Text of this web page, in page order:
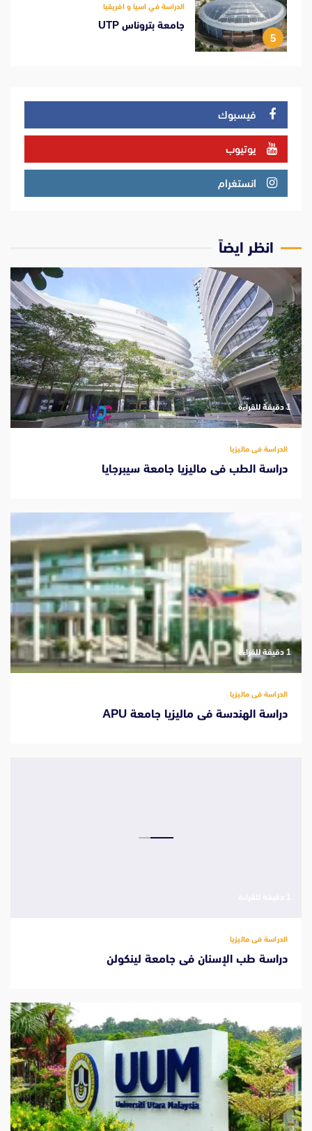
5
الدراسة في اسيا و افريقيا
جامعة بتروناس UTP
فيسبوك
يوتيوب
انستغرام
انظر ايضاً
‫1 دقيقة للقراءة
الدراسة فى ماليزيا
دراسة الطب فى ماليزيا جامعة سيبرجايا
‫1 دقيقة للقراءة
الدراسة فى ماليزيا
دراسة الهندسة فى ماليزيا جامعة APU
الدراسة فى ماليزيا
دراسة طب الإسنان فى جامعة لينكولن